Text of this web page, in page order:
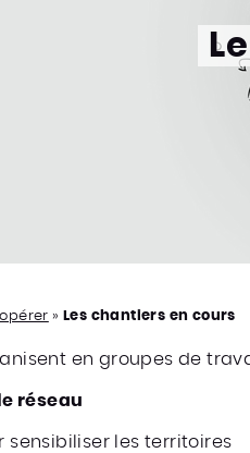
» Les chantiers en cours
en groupes de
réseau
sensibiliser les territoires